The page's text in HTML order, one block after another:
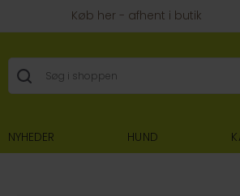
Køb her - afhent i butik
NYHEDER HUND